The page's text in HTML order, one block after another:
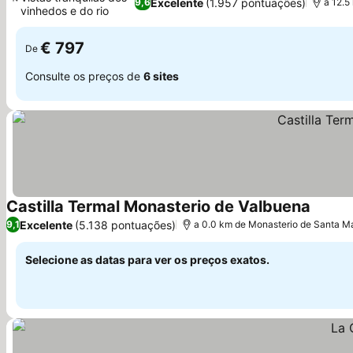
vinhedos e do rio
De € 797
Consulte os preços de 6 sites
Castilla Termal Monasterio de Valbuena
9,1Excelente (5.138 pontuações) a 0.0 km de Monasterio de Santa
Selecione as datas para ver os preços exatos.